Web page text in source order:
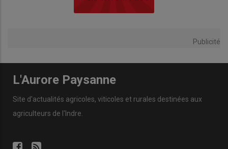
Publicité
L'Aurore Paysanne
Site d'actualités agricoles, viticoles et rurales destinées aux
agriculteurs de l'Indre.